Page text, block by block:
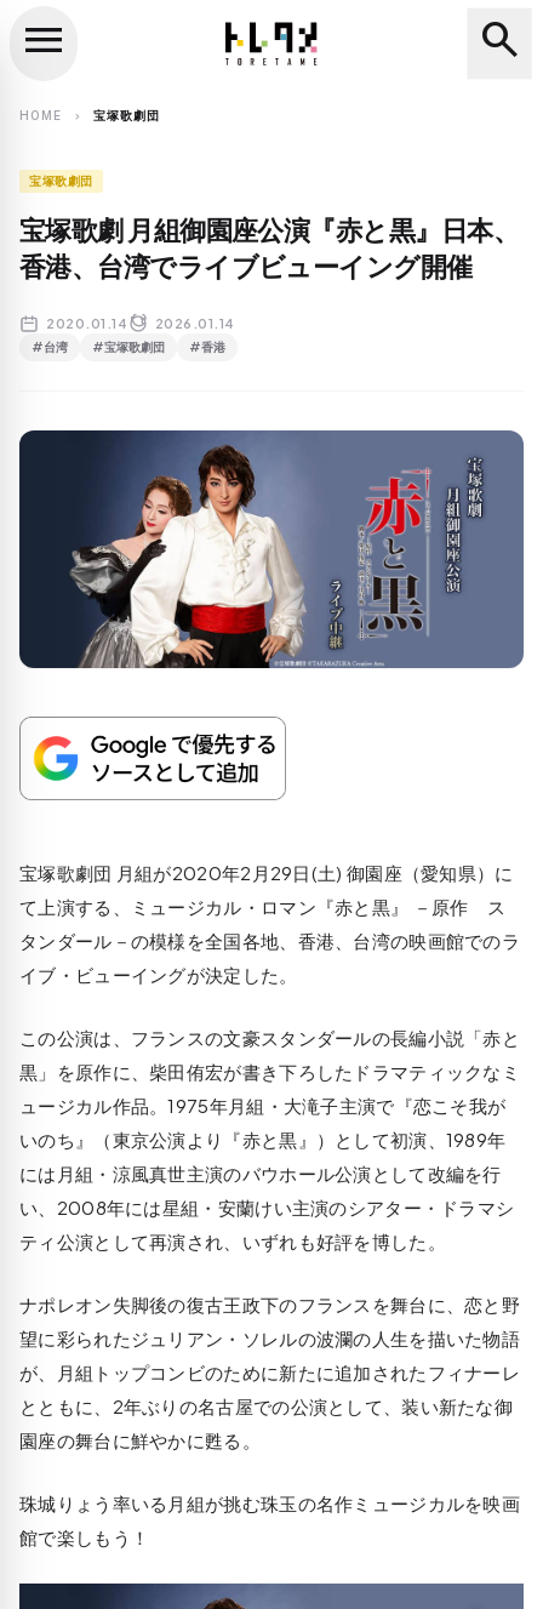
search
menu search
HOME chevron_right 宝塚歌劇団
宝塚歌劇団
宝塚歌劇 月組御園座公演『赤と黒』日本、
香港、台湾でライブビューイング開催
2020.01.14 2026.01.14
#台湾 #宝塚歌劇団 #香港
宝塚歌劇団 月組が2020年2月29日(土) 御園座（愛知県）に
て上演する、ミュージカル・ロマン『赤と黒』 －原作 ス
タンダール－の模様を全国各地、香港、台湾の映画館でのラ
イブ・ビューイングが決定した。
この公演は、フランスの文豪スタンダールの長編小説「赤と
黒」を原作に、柴田侑宏が書き下ろしたドラマティックなミ
ュージカル作品。1975年月組・大滝子主演で『恋こそ我が
いのち』（東京公演より『赤と黒』）として初演、1989年
には月組・涼風真世主演のバウホール公演として改編を行
い、2008年には星組・安蘭けい主演のシアター・ドラマシ
ティ公演として再演され、いずれも好評を博した。
ナポレオン失脚後の復古王政下のフランスを舞台に、恋と野
望に彩られたジュリアン・ソレルの波瀾の人生を描いた物語
が、月組トップコンビのために新たに追加されたフィナーレ
とともに、2年ぶりの名古屋での公演として、装い新たな御
園座の舞台に鮮やかに甦る。
珠城りょう率いる月組が挑む珠玉の名作ミュージカルを映画
館で楽しもう！